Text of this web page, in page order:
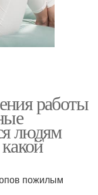
работы
людям
пожилым